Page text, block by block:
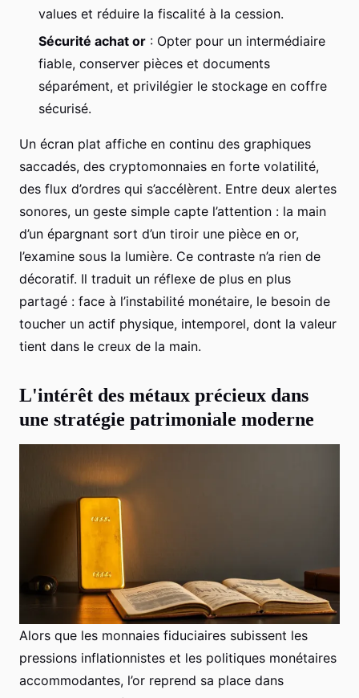
values et réduire la fiscalité à la cession.
Sécurité achat or : Opter pour un intermédiaire
fiable, conserver pièces et documents
séparément, et privilégier le stockage en coffre
sécurisé.
Un écran plat affiche en continu des graphiques
saccadés, des cryptomonnaies en forte volatilité,
des flux d’ordres qui s’accélèrent. Entre deux alertes
sonores, un geste simple capte l’attention : la main
d’un épargnant sort d’un tiroir une pièce en or,
l’examine sous la lumière. Ce contraste n’a rien de
décoratif. Il traduit un réflexe de plus en plus
partagé : face à l’instabilité monétaire, le besoin de
toucher un actif physique, intemporel, dont la valeur
tient dans le creux de la main.
L'intérêt des métaux précieux dans
une stratégie patrimoniale moderne
Alors que les monnaies fiduciaires subissent les
pressions inflationnistes et les politiques monétaires
accommodantes, l’or reprend sa place dans